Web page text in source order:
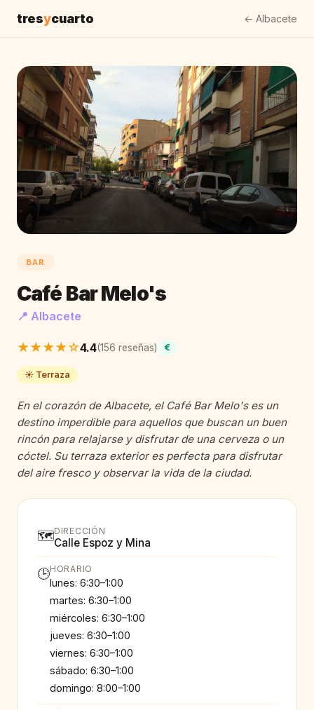
tresycuarto ← Albacete
BAR
Café Bar Melo's
📍 Albacete
★★★★☆4.4(156 reseñas) €
☀️ Terraza
En el corazón de Albacete, el Café Bar Melo's es un
destino imperdible para aquellos que buscan un buen
rincón para relajarse y disfrutar de una cerveza o un
cóctel. Su terraza exterior es perfecta para disfrutar
del aire fresco y observar la vida de la ciudad.
🗺️DIRECCIÓN
Calle Espoz y Mina
🕒HORARIO
lunes: 6:30–1:00
martes: 6:30–1:00
miércoles: 6:30–1:00
jueves: 6:30–1:00
viernes: 6:30–1:00
sábado: 6:30–1:00
domingo: 8:00–1:00